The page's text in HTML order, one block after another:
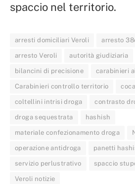
spaccio nel territorio.
arresti domiciliari Veroli arresto
arresto Veroli autorità giudiziaria
bilancini di precisione carabinieri
Carabinieri controllo territorio
coltellini intrisi droga contrasto
droga sequestrata hashish
materiale confezionamento droga
operazione antidroga panetti
servizio perlustrativo spaccio
Veroli notizie